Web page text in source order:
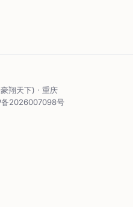
翔天下) · 重庆
备2026007098号